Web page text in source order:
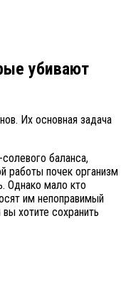
убивают
Их основная задача
баланса,
работы почек организм
Однако мало кто
им непоправимый
хотите сохранить